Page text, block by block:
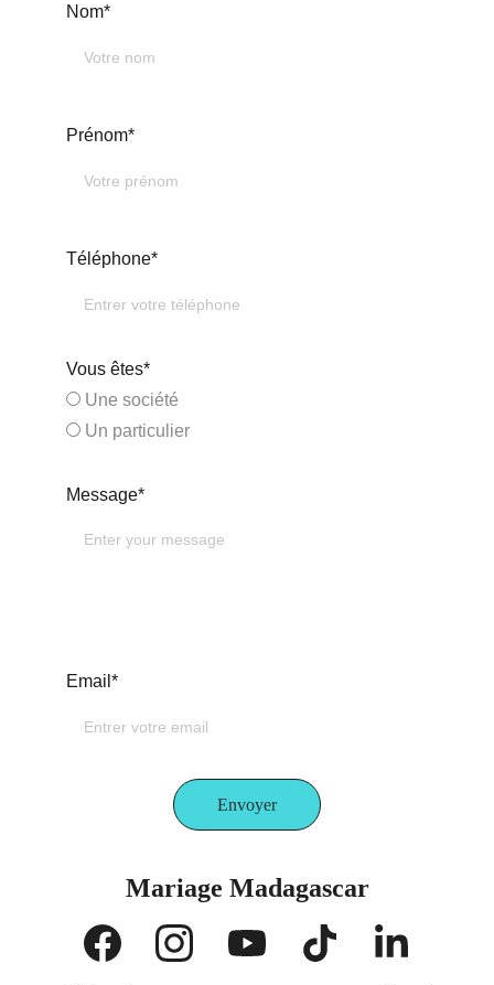
Nom*
Prénom*
Téléphone*
Vous êtes*
Une société
Un particulier
Message*
Email*
Envoyer
Mariage Madagascar